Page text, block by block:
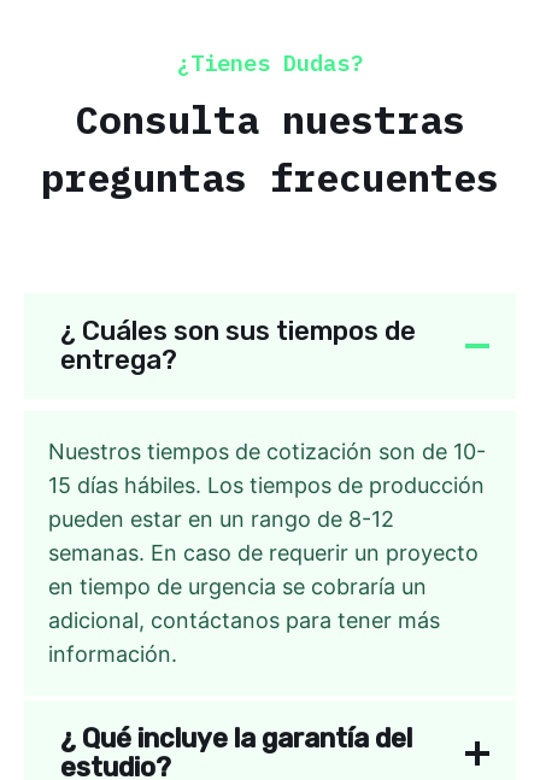
¿Tienes Dudas?
Consulta nuestras
preguntas frecuentes
¿ Cuáles son sus tiempos de
entrega?
Nuestros tiempos de cotización son de 10-
15 días hábiles. Los tiempos de producción
pueden estar en un rango de 8-12
semanas. En caso de requerir un proyecto
en tiempo de urgencia se cobraría un
adicional, contáctanos para tener más
información.
¿ Qué incluye la garantía del
estudio?